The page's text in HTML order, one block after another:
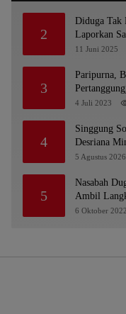
2
Diduga Tak
Laporkan
Batu
11 Juni 2025
3
Paripurna,
4 Juli 2023
4
Singgung
Desriana
5 Agustus 2026
5
Nasabah
Ambil
6 Oktober 2022